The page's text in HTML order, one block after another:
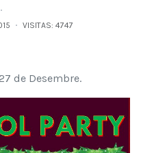
VISITAS: 4747
de Desembre.